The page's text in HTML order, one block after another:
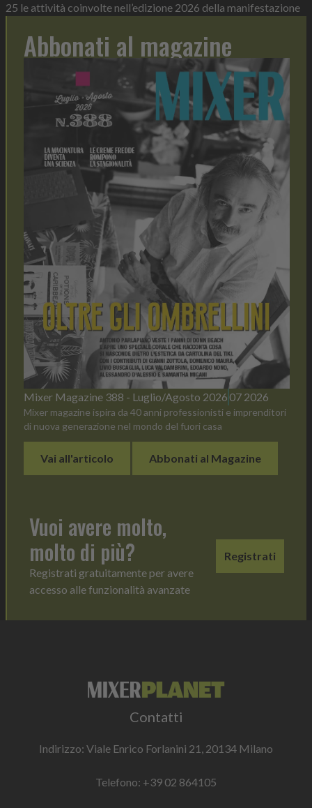
25 le attività coinvolte nell’edizione 2026 della manifestazione
Abbonati al magazine
Mixer Magazine 388 - Luglio/Agosto 2026 07 2026
Mixer magazine ispira da 40 anni professionisti e imprenditori
di nuova generazione nel mondo del fuori casa
Vai all'articolo Abbonati al Magazine
Vuoi avere molto,
molto di più?
Registrati gratuitamente per avere
accesso alle funzionalità avanzate
Registrati
Contatti
Indirizzo: Viale Enrico Forlanini 21, 20134 Milano
Telefono: +39 02 864105